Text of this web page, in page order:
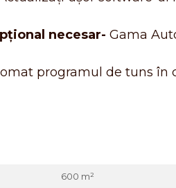
necesar- Gama
programul de tuns în
600 m²